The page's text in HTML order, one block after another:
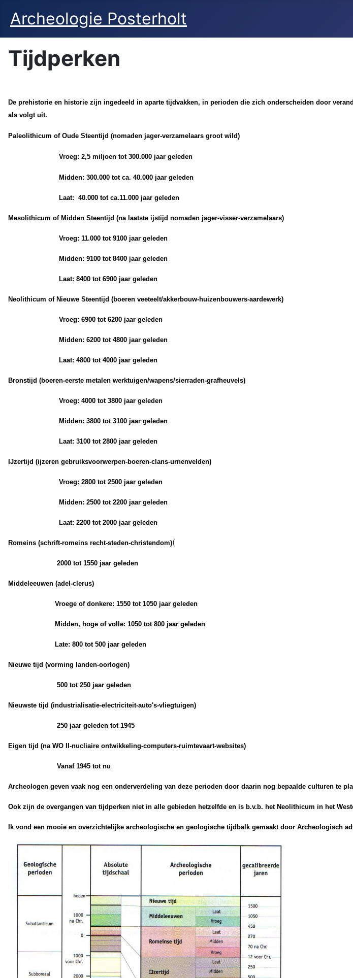
Archeologie Posterholt
Tijdperken
De prehistorie en historie zijn ingedeeld in aparte tijdvakken, in perioden die zich onderscheiden door
als volgt uit.
Paleolithicum of Oude Steentijd (nomaden jager-verzamelaars groot wild)
Vroeg: 2,5 miljoen tot 300.000 jaar geleden
Midden: 300.000 tot ca. 40.000 jaar geleden
Laat: 40.000 tot ca.11.000 jaar geleden
Mesolithicum of Midden Steentijd (na laatste ijstijd nomaden jager-visser-verzamelaars)
Vroeg: 11.000 tot 9100 jaar geleden
Midden: 9100 tot 8400 jaar geleden
Laat: 8400 tot 6900 jaar geleden
Neolithicum of Nieuwe Steentijd (boeren veeteelt/akkerbouw-huizenbouwers-aardewerk)
Vroeg: 6900 tot 6200 jaar geleden
Midden: 6200 tot 4800 jaar geleden
Laat: 4800 tot 4000 jaar geleden
Bronstijd (boeren-eerste metalen werktuigen/wapens/sierraden-grafheuvels)
Vroeg: 4000 tot 3800 jaar geleden
Midden: 3800 tot 3100 jaar geleden
Laat: 3100 tot 2800 jaar geleden
IJzertijd (ijzeren gebruiksvoorwerpen-boeren-clans-urnenvelden)
Vroeg: 2800 tot 2500 jaar geleden
Midden: 2500 tot 2200 jaar geleden
Laat: 2200 tot 2000 jaar geleden
Romeins (schrift-romeins recht-steden-christendom)(
2000 tot 1550 jaar geleden
Middeleeuwen (adel-clerus)
Vroege of donkere: 1550 tot 1050 jaar geleden
Midden, hoge of volle: 1050 tot 800 jaar geleden
Late: 800 tot 500 jaar geleden
Nieuwe tijd (vorming landen-oorlogen)
500 tot 250 jaar geleden
Nieuwste tijd (industrialisatie-electriciteit-auto's-vliegtuigen)
250 jaar geleden tot 1945
Eigen tijd (na WO II-nucliaire ontwikkeling-computers-ruimtevaart-websites)
Vanaf 1945 tot nu
Archeologen geven vaak nog een onderverdeling van deze perioden door daarin nog bepaalde culturen te
Ook zijn de overgangen van tijdperken niet in alle gebieden hetzelfde en is b.v.b. het Neolithicum in het
Ik vond een mooie en overzichtelijke archeologische en geologische tijdbalk gemaakt door Archeologisch